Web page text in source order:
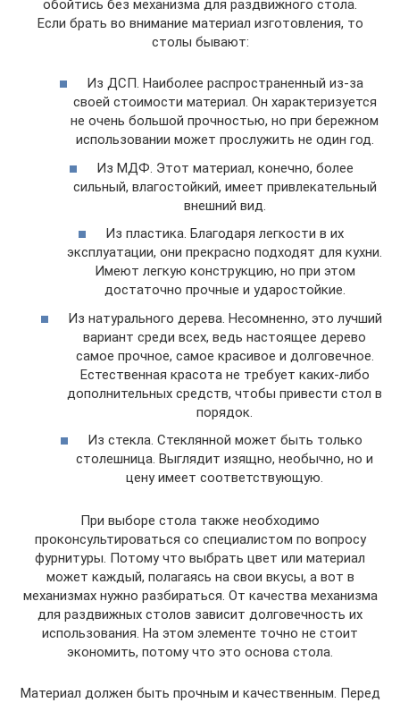
обойтись без механизма для раздвижного стола.
Если брать во внимание материал изготовления, то
столы бывают:
Из ДСП. Наиболее распространенный из-за
своей стоимости материал. Он характеризуется
не очень большой прочностью, но при бережном
использовании может прослужить не один год.
Из МДФ. Этот материал, конечно, более
сильный, влагостойкий, имеет привлекательный
внешний вид.
Из пластика. Благодаря легкости в их
эксплуатации, они прекрасно подходят для кухни.
Имеют легкую конструкцию, но при этом
достаточно прочные и ударостойкие.
Из натурального дерева. Несомненно, это лучший
вариант среди всех, ведь настоящее дерево
самое прочное, самое красивое и долговечное.
Естественная красота не требует каких-либо
дополнительных средств, чтобы привести стол в
порядок.
Из стекла. Стеклянной может быть только
столешница. Выглядит изящно, необычно, но и
цену имеет соответствующую.
При выборе стола также необходимо
проконсультироваться со специалистом по вопросу
фурнитуры. Потому что выбрать цвет или материал
может каждый, полагаясь на свои вкусы, а вот в
механизмах нужно разбираться. От качества механизма
для раздвижных столов зависит долговечность их
использования. На этом элементе точно не стоит
экономить, потому что это основа стола.
Материал должен быть прочным и качественным. Перед